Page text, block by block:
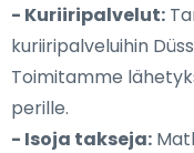
- Kuriiripalvelut:
kuriiripalveluihin
Toimitamme
perille.
- Isoja takseja: